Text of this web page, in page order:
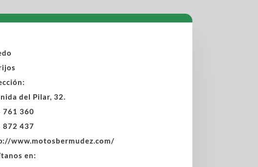
del Pilar, 32.
761 360
872 437
www.motosbermudez.com/
en: